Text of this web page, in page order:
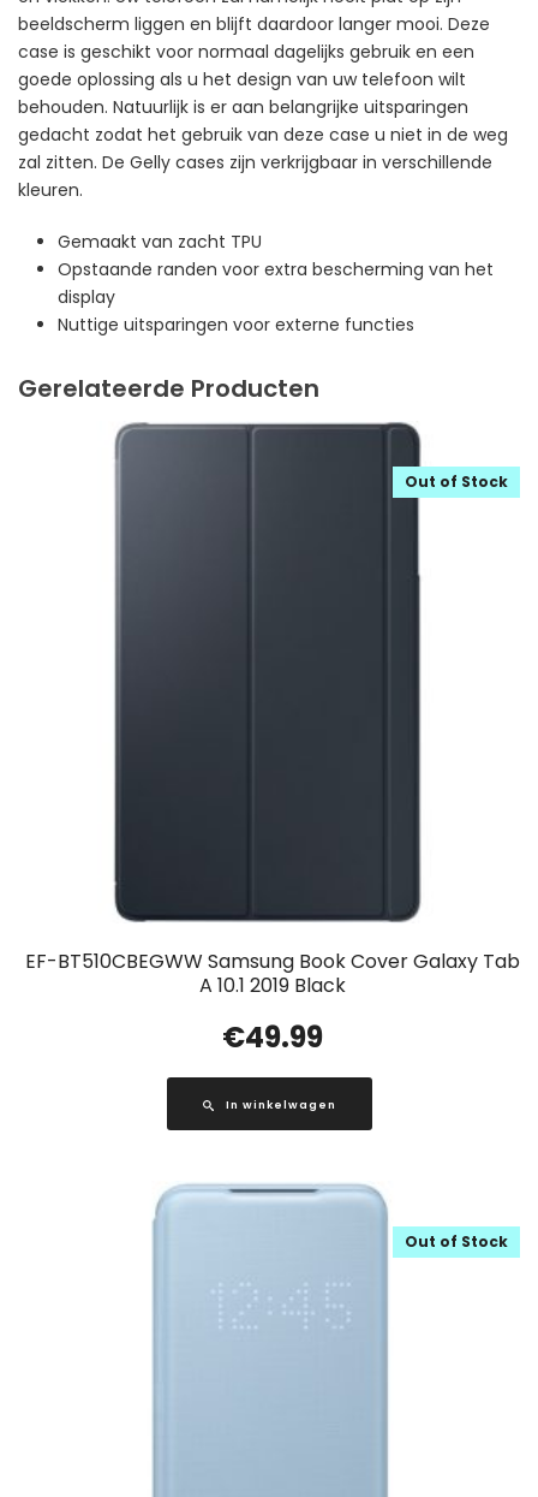
beeldscherm liggen en blijft daardoor langer mooi. Deze
case is geschikt voor normaal dagelijks gebruik en een
goede oplossing als u het design van uw telefoon wilt
behouden. Natuurlijk is er aan belangrijke uitsparingen
gedacht zodat het gebruik van deze case u niet in de weg
zal zitten. De Gelly cases zijn verkrijgbaar in verschillende
kleuren.
Gemaakt van zacht TPU
Opstaande randen voor extra bescherming van het
display
Nuttige uitsparingen voor externe functies
Gerelateerde Producten
EF-BT510CBEGWW Samsung Book Cover Galaxy Tab
A 10.1 2019 Black
Out of Stock
€49.99
In winkelwagen
Out of Stock